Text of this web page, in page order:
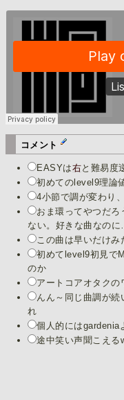
コメント
EASYは右と難易度
初めてのlevel9理論
4小節で調が変わり
おま環ってやつだろ
ない。好きな曲なの
この曲は早いだけみ
初めてlevel9初見で
のか
アートコアオタクの
んん～同じ曲調が続
れ
個人的にはgardenia
途中笑い声聞こえる